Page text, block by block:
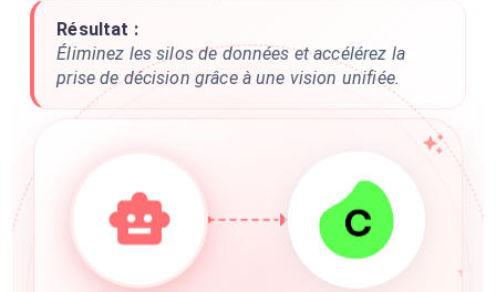
Résultat :
Éliminez les silos de données et accélérez la
prise de décision grâce à une vision unifiée.